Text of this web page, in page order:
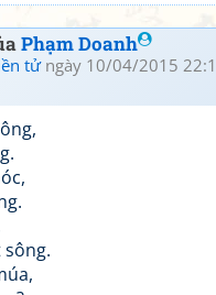
Phạm Doanh
tửngày 10/04/2015